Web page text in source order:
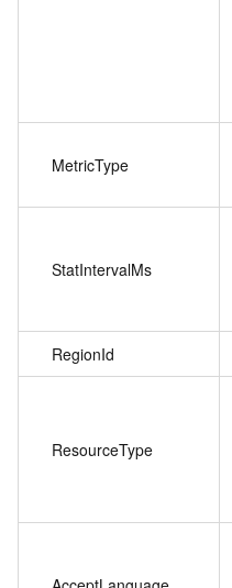
MetricType
StatIntervalMs
RegionId
ResourceType